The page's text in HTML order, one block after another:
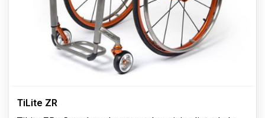
TiLite ZR